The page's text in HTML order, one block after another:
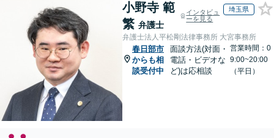
小野寺 範
繁 弁護士
インタビュ
ーを見る
埼玉県
弁護士法人平松剛法律事務所 大宮事務所
春日部市
からも相
談受付中
面談方法(対面・
電話・ビデオな
ど)は応相談
営業時間：0
9:00~20:00
（平日）